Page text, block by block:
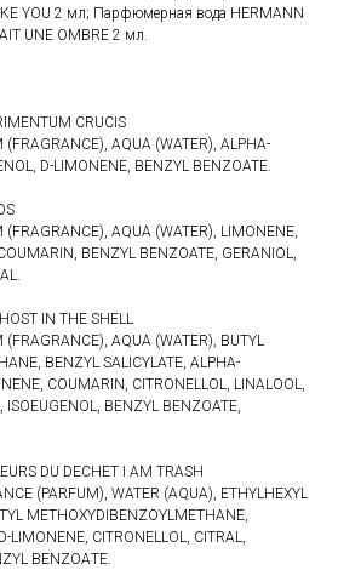
YOU 2 мл; Парфюмерная вода HERMANN
UNE OMBRE 2 мл.
CRUCIS
(FRAGRANCE), AQUA (WATER), ALPHA-
D-LIMONENE, BENZYL BENZOATE.
(FRAGRANCE), AQUA (WATER), LIMONENE,
BENZYL BENZOATE, GERANIOL,
IN THE SHELL
(FRAGRANCE), AQUA (WATER), BUTYL
BENZYL SALICYLATE, ALPHA-
COUMARIN, CITRONELLOL, LINALOOL,
ISOEUGENOL, BENZYL BENZOATE,
DU DECHET I AM TRASH
(PARFUM), WATER (AQUA), ETHYLHEXYL
METHOXYDIBENZOYLMEТHANE,
LIMONENE, CITRONELLOL, CITRAL,
BENZOAТE.